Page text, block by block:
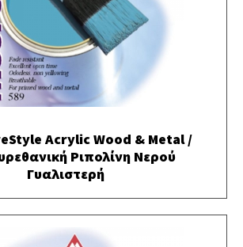
Acrylic Wood & Metal /
Ριπολίνη Νερού
Γυαλιστερή